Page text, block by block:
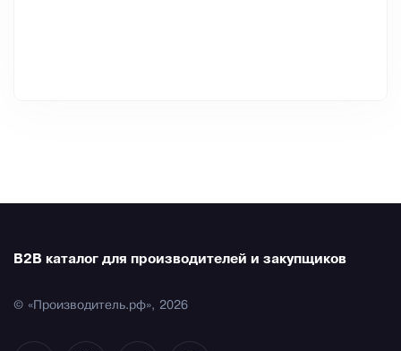
B2B каталог для производителей и закупщиков
© «Производитель.рф», 2026